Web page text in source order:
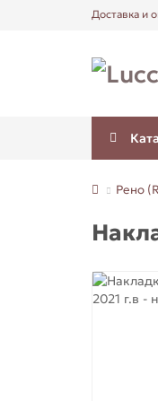
Доставка и
Рено